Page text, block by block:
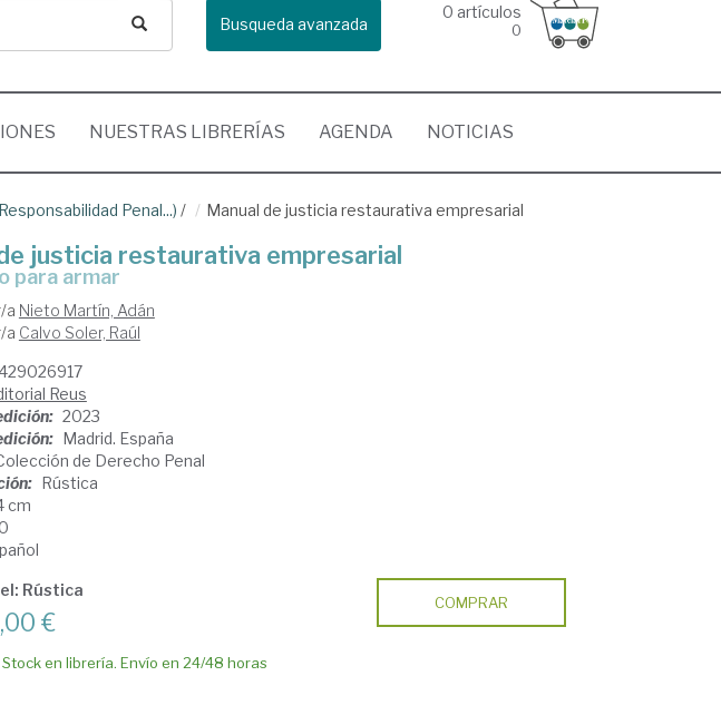
Busqueda avanzada
0 artículos
0
NUESTRAS LIBRERÍAS AGENDA NOTICIAS
Penal...) / Manual de justicia restaurativa empresarial
justicia restaurativa empresarial
para armar
a Nieto Martín, Adán
a Calvo Soler, Raúl
Reus
2023
Madrid. España
de Derecho Penal
Rústica
cm
Rústica
€
Stock en librería. Envío en 24/48 horas
COMPRAR